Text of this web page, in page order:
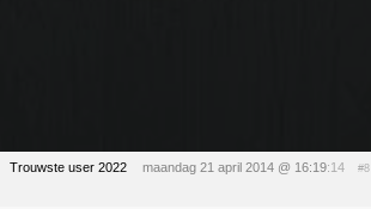
Trouwste user 2022 maandag 21 april 2014 @ 16:19:14 #8